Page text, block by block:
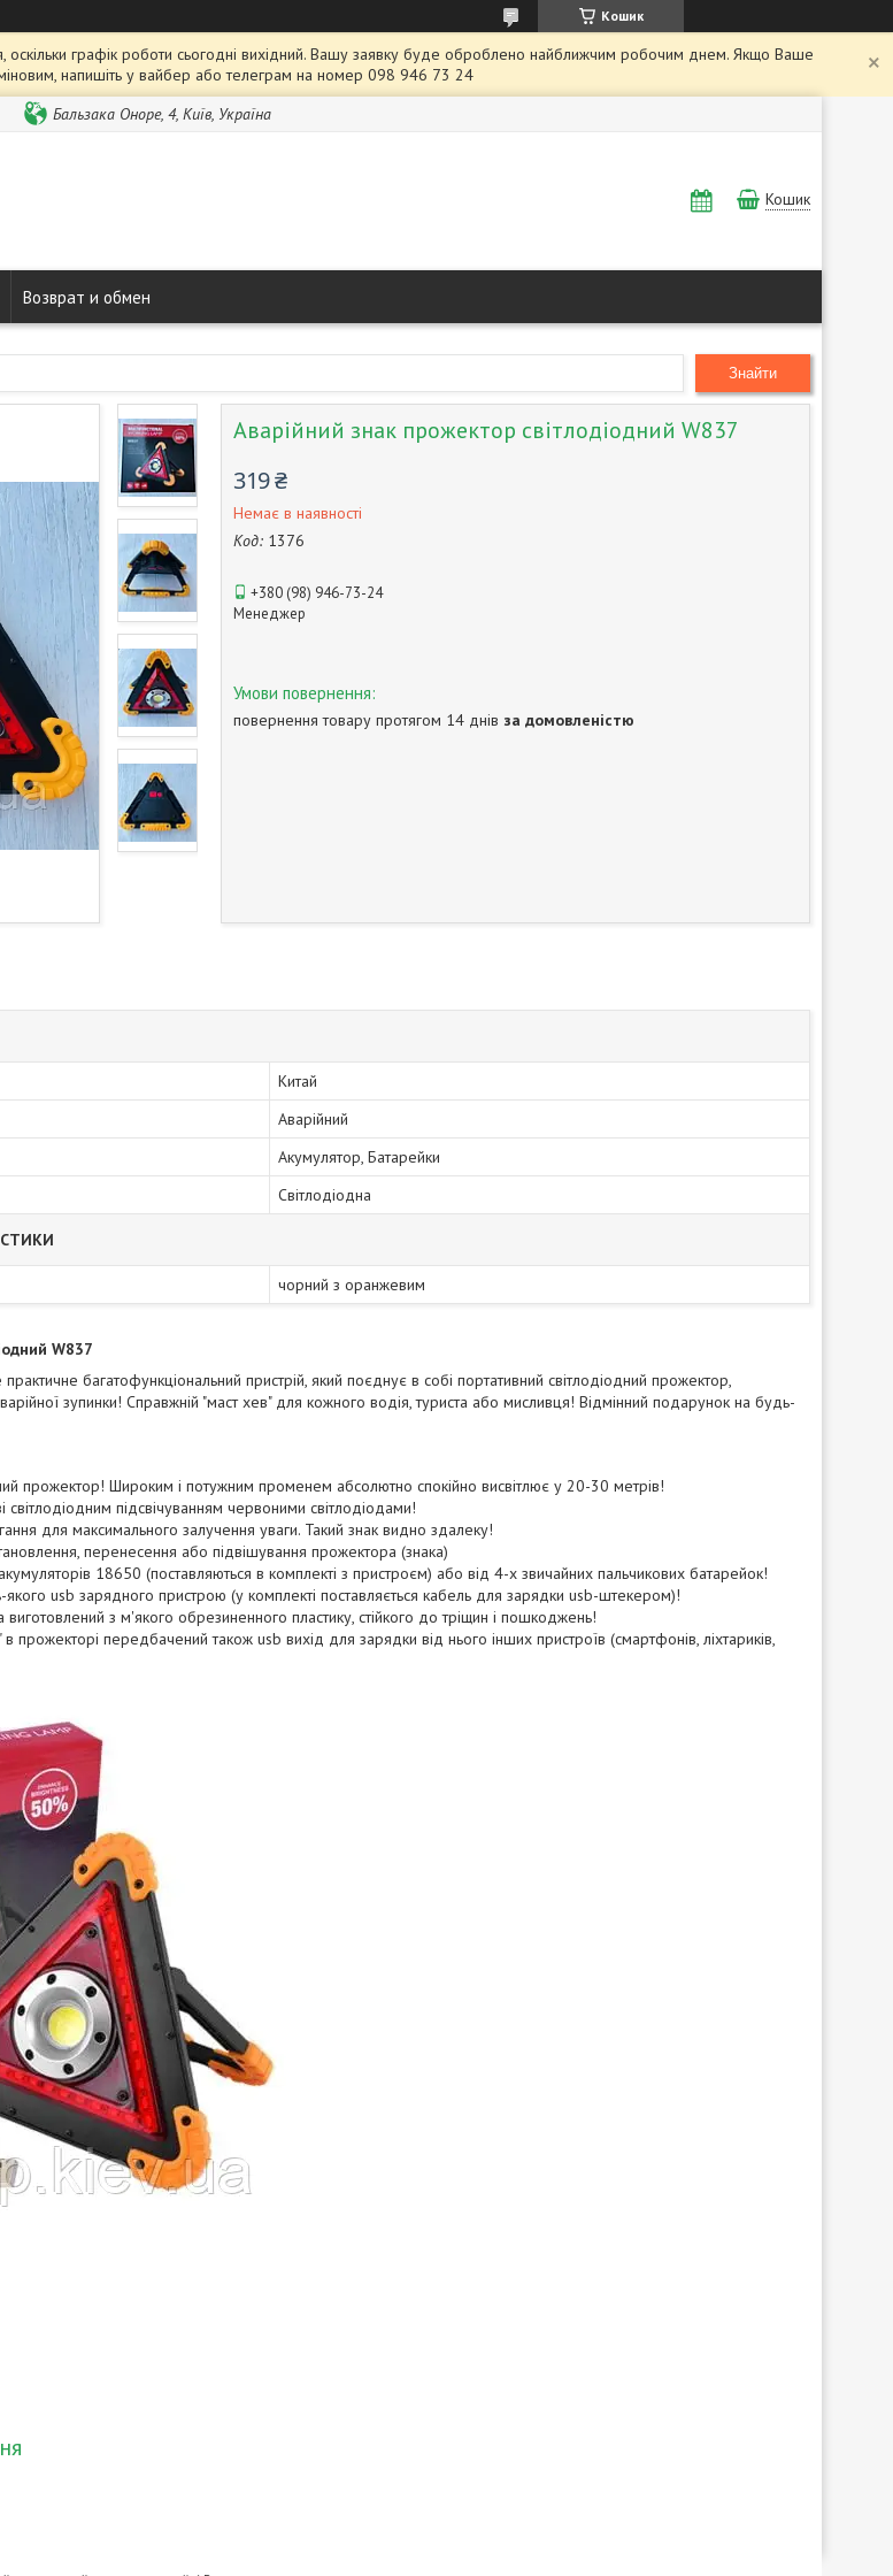
Кошик
графік роботи сьогодні вихідний. Вашу заявку буде оброблено найближчим робочим днем. Якщо Ваше
напишіть у вайбер або телеграм на номер 098 946 73 24
Бальзака Оноре, 4, Київ, Україна
Кошик
Возврат и обмен
Знайти
Аварійний знак прожектор світлодіодний W837
319 ₴
Немає в наявності
Код: 1376
+380 (98) 946-73-24
Менеджер
повернення товару протягом 14 днів за домовленістю
Китай
Аварійний
Акумулятор, Батарейки
Світлодіодна
чорний з оранжевим
W837
багатофункціональний пристрій, який поєднує в собі портативний світлодіодний прожектор,
аварійної зупинки! Справжній "маст хев" для кожного водія, туриста або мисливця! Відмінний подарунок на будь-
прожектор! Широким і потужним променем абсолютно спокійно висвітлює у 20-30 метрів!
світлодіодним підсвічуванням червоними світлодіодами!
для максимального залучення уваги. Такий знак видно здалеку!
перенесення або підвішування прожектора (знака)
18650 (поставляються в комплекті з пристроєм) або від 4-х звичайних пальчикових батарейок!
якого usb зарядного пристрою (у комплекті поставляється кабель для зарядки usb-штекером)!
виготовлений з м'якого обрезиненного пластику, стійкого до тріщин і пошкоджень!
в прожекторі передбачений також usb вихід для зарядки від нього інших пристроїв (смартфонів, ліхтариків,